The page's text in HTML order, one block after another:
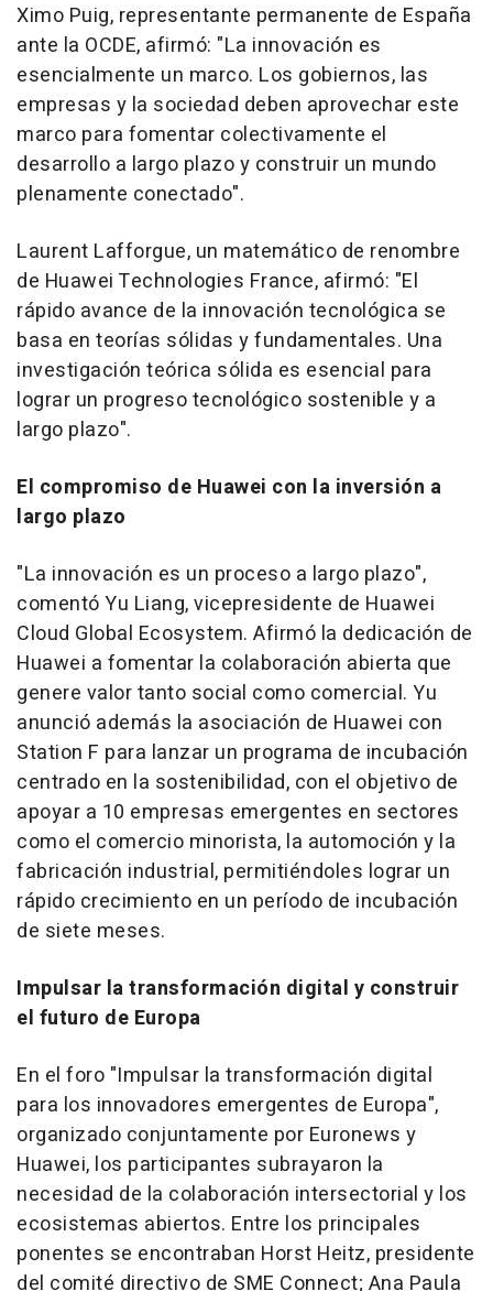
Ximo Puig, representante permanente de España
ante la OCDE, afirmó: "La innovación es
esencialmente un marco. Los gobiernos, las
empresas y la sociedad deben aprovechar este
marco para fomentar colectivamente el
desarrollo a largo plazo y construir un mundo
plenamente conectado".
Laurent Lafforgue, un matemático de renombre
de Huawei Technologies France, afirmó: "El
rápido avance de la innovación tecnológica se
basa en teorías sólidas y fundamentales. Una
investigación teórica sólida es esencial para
lograr un progreso tecnológico sostenible y a
largo plazo".
El compromiso de Huawei con la inversión a
largo plazo
"La innovación es un proceso a largo plazo",
comentóYu Liang, vicepresidente de Huawei
Cloud Global Ecosystem. Afirmó la dedicación de
Huawei a fomentar la colaboración abierta que
genere valor tanto social como comercial. Yu
anunció además la asociación de Huawei con
Station F para lanzar un programa de incubación
centrado en la sostenibilidad, con el objetivo de
apoyar a 10 empresas emergentes en sectores
como el comercio minorista, la automoción y la
fabricación industrial, permitiéndoles lograr un
rápido crecimiento en un período de incubación
de siete meses.
Impulsar la transformación digital y construir
el futuro de Europa
En el foro "Impulsar la transformación digital
para los innovadores emergentes de Europa",
organizado conjuntamente por Euronews y
Huawei, los participantes subrayaron la
necesidad de la colaboración intersectorial y los
ecosistemas abiertos. Entre los principales
ponentes se encontraban Horst Heitz, presidente
del comité directivo de SME Connect; Ana Paula